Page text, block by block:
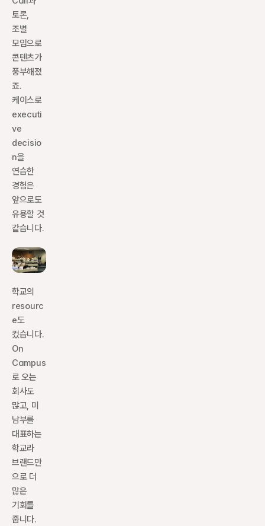
토론,
조별
모임으로
콘텐츠가
풍부해졌
죠.
케이스로
executi
ve
decisio
n을
연습한
경험은
앞으로도
유용할 것
같습니다.
학교의
resourc
e도
컸습니다.
On
Campus
로 오는
회사도
많고, 미
남부를
대표하는
학교라
브랜드만
으로 더
많은
기회를
줍니다.